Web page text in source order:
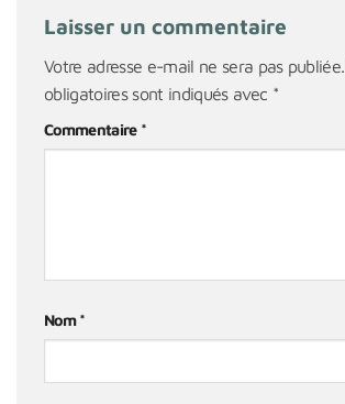
Laisser un commentaire
Votre adresse e-mail ne sera pas publiée.
obligatoires sont indiqués avec *
Commentaire *
Nom*